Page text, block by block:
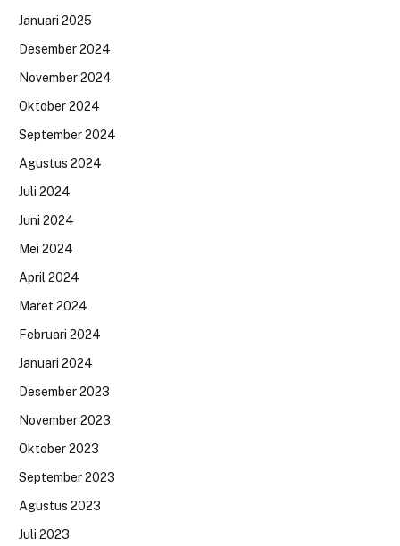
Januari 2025
Desember 2024
November 2024
Oktober 2024
September 2024
Agustus 2024
Juli 2024
Juni 2024
Mei 2024
April 2024
Maret 2024
Februari 2024
Januari 2024
Desember 2023
November 2023
Oktober 2023
September 2023
Agustus 2023
Juli 2023